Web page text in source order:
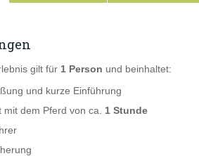
gilt für 1 Person und beinhaltet:
und kurze Einführung
mit dem Pferd von ca.
1 Stunde